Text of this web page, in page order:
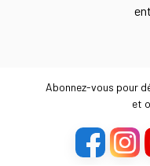
Abonnez-vous pour
et